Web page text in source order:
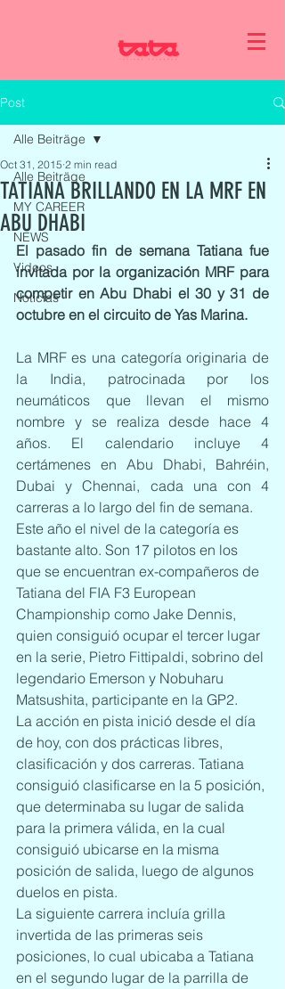
Post
Alle Beiträge
MY CAREER
NEWS
Videos
Noticias
Alle Beiträge
TATIANA BRILLANDO EN LA MRF EN
ABU DHABI
Oct 31, 2015 2 min read
El pasado fin de semana Tatiana fue
invitada por la organización MRF para
competir en Abu Dhabi el 30 y 31 de
octubre en el circuito de Yas Marina.
La MRF es una categoría originaria de
la India, patrocinada por los
neumáticos que llevan el mismo
nombre y se realiza desde hace 4
años. El calendario incluye 4
certámenes en Abu Dhabi, Bahréin,
Dubai y Chennai, cada una con 4
carreras a lo largo del fin de semana.
Este año el nivel de la categoría es
bastante alto. Son 17 pilotos en los
que se encuentran ex-compañeros de
Tatiana del FIA F3 European
Championship como Jake Dennis,
quien consiguió ocupar el tercer lugar
en la serie, Pietro Fittipaldi, sobrino del
legendario Emerson y Nobuharu
Matsushita, participante en la GP2.
La acción en pista inició desde el día
de hoy, con dos prácticas libres,
clasificación y dos carreras. Tatiana
consiguió clasificarse en la 5 posición,
que determinaba su lugar de salida
para la primera válida, en la cual
consiguió ubicarse en la misma
posición de salida, luego de algunos
duelos en pista.
La siguiente carrera incluía grilla
invertida de las primeras seis
posiciones, lo cual ubicaba a Tatiana
en el segundo lugar de la parrilla de